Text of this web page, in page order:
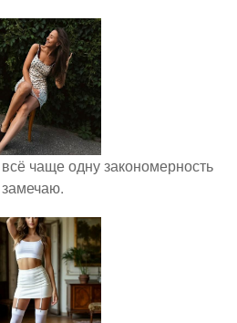
чаще одну закономерность
замечаю.